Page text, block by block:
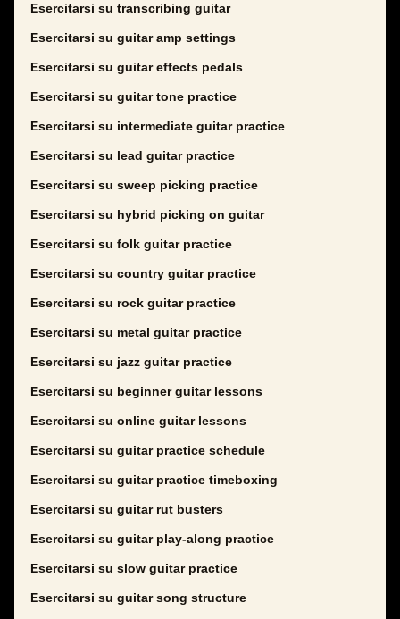
Esercitarsi su transcribing guitar
Esercitarsi su guitar amp settings
Esercitarsi su guitar effects pedals
Esercitarsi su guitar tone practice
Esercitarsi su intermediate guitar practice
Esercitarsi su lead guitar practice
Esercitarsi su sweep picking practice
Esercitarsi su hybrid picking on guitar
Esercitarsi su folk guitar practice
Esercitarsi su country guitar practice
Esercitarsi su rock guitar practice
Esercitarsi su metal guitar practice
Esercitarsi su jazz guitar practice
Esercitarsi su beginner guitar lessons
Esercitarsi su online guitar lessons
Esercitarsi su guitar practice schedule
Esercitarsi su guitar practice timeboxing
Esercitarsi su guitar rut busters
Esercitarsi su guitar play-along practice
Esercitarsi su slow guitar practice
Esercitarsi su guitar song structure